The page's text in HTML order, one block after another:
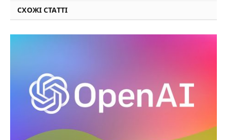
СХОЖІ СТАТТІ